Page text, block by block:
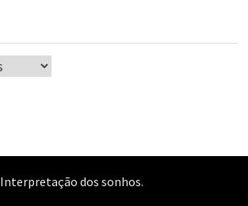
Interpretação dos sonhos.